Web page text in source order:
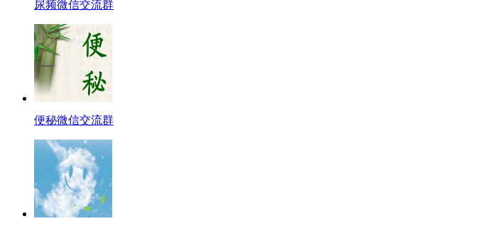
尿频微信交流群
便秘微信交流群